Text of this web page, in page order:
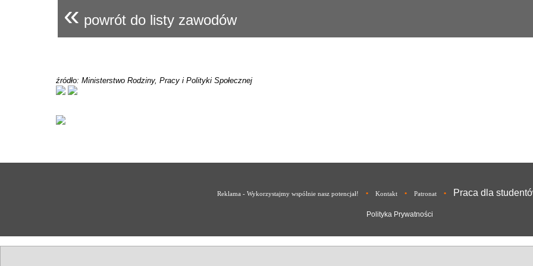
« powrót do listy zawodów
źródło: Ministerstwo Rodziny, Pracy i Polityki Społecznej
Reklama - Wykorzystajmy wspólnie nasz potencjał! • Kontakt • Patronat • Praca dla
Polityka Prywatności